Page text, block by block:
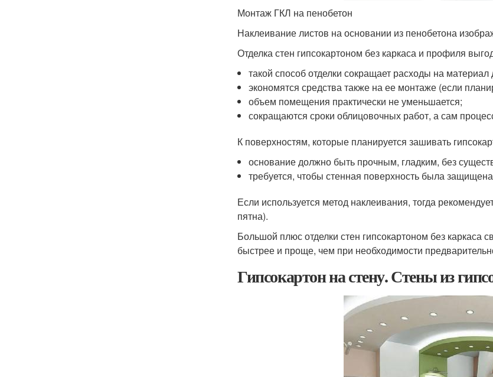
Монтаж ГКЛ на пенобетон
Наклеивание листов на основании из пенобетона
Отделка стен гипсокартоном без каркаса и профиля
такой способ отделки сокращает расходы на
экономятся средства также на ее монтаже (если
объем помещения практически не уменьшается;
сокращаются сроки облицовочных работ, а сам
К поверхностям, которые планируется зашивать
основание должно быть прочным, гладким, без
требуется, чтобы стенная поверхность была
Если используется метод наклеивания, тогда
пятна).
Большой плюс отделки стен гипсокартоном без каркаса
быстрее и проще, чем при необходимости
Гипсокартон на стену. Стены из